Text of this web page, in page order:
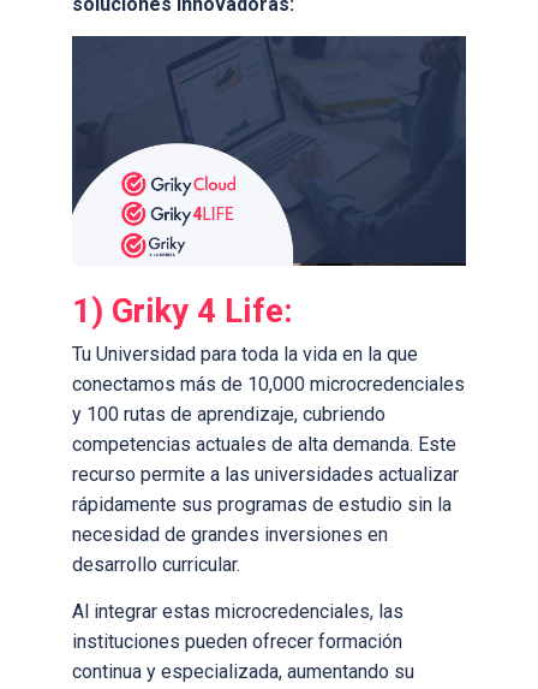
1) Griky 4 Life:
Tu Universidad para toda la vida en la que
conectamos más de 10,000 microcredenciales
y 100 rutas de aprendizaje, cubriendo
competencias actuales de alta demanda. Este
recurso permite a las universidades actualizar
rápidamente sus programas de estudio sin la
necesidad de grandes inversiones en
desarrollo curricular.
Al integrar estas microcredenciales, las
instituciones pueden ofrecer formación
continua y especializada, aumentando su